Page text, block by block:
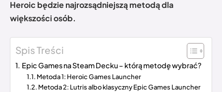
Heroic będzie najrozsądniejszą metodą dla
większości osób.
Spis Treści
Epic Games na Steam Decku – którą metodę wybrać?
Metoda 1: Heroic Games Launcher
Metoda 2: Lutris albo klasyczny Epic Games Launcher